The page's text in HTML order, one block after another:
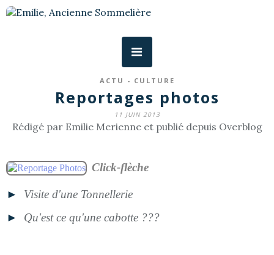
ACTU - CULTURE
Reportages photos
11 JUIN 2013
Rédigé par Emilie Merienne et publié depuis Overblog
Click-flèche
►
Visite d'une Tonnellerie
►
Qu'est ce qu'une cabotte ???